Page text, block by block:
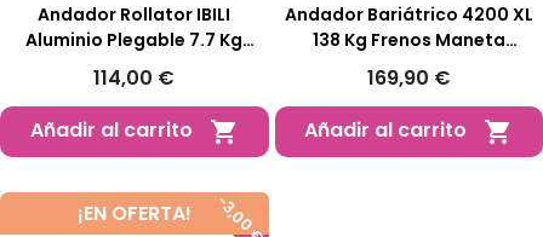
Andador Rollator IBILI
Aluminio Plegable 7.7 Kg
Frenos Estacionamiento
114,00 €
Añadir al carrito

Andador Bariátrico 4200 XL
138 Kg Frenos Maneta
Ruedas Reforzadas
169,90 €
Añadir al carrito

¡EN OFERTA! -3,00 €